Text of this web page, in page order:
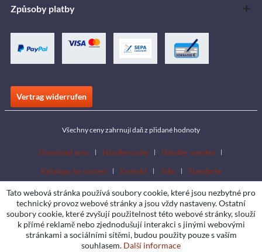
Způsoby platby
Vertrag widerrufen
Všechny ceny zahrnují daň z přidané hodnoty
Download area Händlersuche
Händler werden
Katalogy ke stažení
Kontakt Jobs Standorte
Tato webová stránka používá soubory cookie, které jsou nezbytné pro
technický provoz webové stránky a jsou vždy nastaveny. Ostatní
soubory cookie, které zvyšují použitelnost této webové stránky, slouží
k přímé reklamě nebo zjednodušují interakci s jinými webovými
stránkami a sociálními sítěmi, budou použity pouze s vaším
souhlasem. Další informace